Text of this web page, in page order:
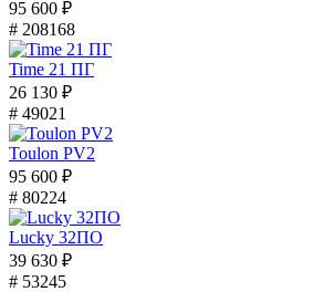
95 600 ₽
# 208168
Time 21 ПГ
26 130 ₽
# 49021
Toulon PV2
95 600 ₽
# 80224
Lucky 32ПО
39 630 ₽
# 53245